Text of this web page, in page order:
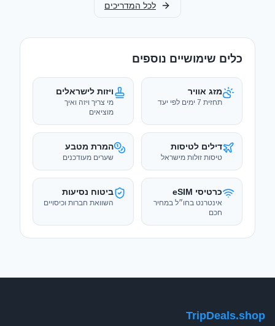
לכל המדריכים
כלים שימושיים נוספים
מזג אוויר
תחזית 7 ימים לפי יעד
ויזות לישראלים
מי צריך ויזה ואיך
מוציאים
דילים לטיסות
טיסות זולות מישראל
המרת מטבע
שערים מעודכנים
כרטיסי eSIM
אינטרנט בחו״ל במחיר
חכם
ביטוח נסיעות
השוואת חברות וכיסויים
TripDeals.shop